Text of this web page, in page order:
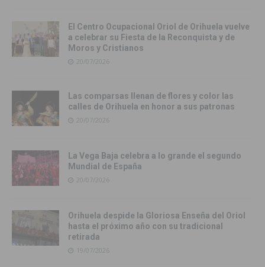
El Centro Ocupacional Oriol de Orihuela vuelve
a celebrar su Fiesta de la Reconquista y de
Moros y Cristianos
20/07/2026
Las comparsas llenan de flores y color las
calles de Orihuela en honor a sus patronas
20/07/2026
La Vega Baja celebra a lo grande el segundo
Mundial de España
20/07/2026
Orihuela despide la Gloriosa Enseña del Oriol
hasta el próximo año con su tradicional
retirada
19/07/2026